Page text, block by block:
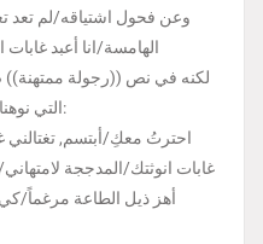
وعن فحول اشتياقه/لم تعد
الهامسة/انا أعبد
التي نوهنا عنها في أول سطورنا هذه فهو يقول:
احترتُ معكِ/أبتسم, تغتالني
غابات انوثتك/المدججة
أهز ذيل الطاعة مرغماً/كي